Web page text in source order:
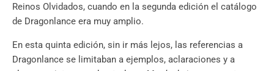
Reinos Olvidados, cuando en la segunda edición el catálogo
de Dragonlance era muy amplio.
En esta quinta edición, sin ir más lejos, las referencias a
Dragonlance se limitaban a ejemplos, aclaraciones y a